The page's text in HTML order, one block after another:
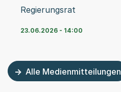
Regierungsrat
23.06.2026 - 14:00
Alle Medienmitteilungen